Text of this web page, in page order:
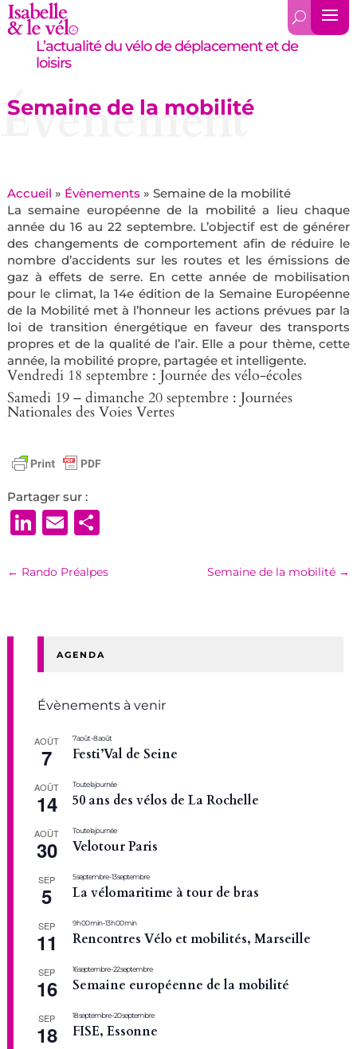
L’actualité du vélo de déplacement et de
loisirs
Semaine de la mobilité
Évènement
Accueil » Évènements » Semaine de la mobilité
La semaine européenne de la mobilité a lieu chaque
année du 16 au 22 septembre. L’objectif est de générer
des changements de comportement afin de réduire le
nombre d’accidents sur les routes et les émissions de
gaz à effets de serre. En cette année de mobilisation
pour le climat, la 14e édition de la Semaine Européenne
de la Mobilité met à l’honneur les actions prévues par la
loi de transition énergétique en faveur des transports
propres et de la qualité de l’air. Elle a pour thème, cette
année, la mobilité propre, partagée et intelligente.
Vendredi 18 septembre : Journée des vélo-écoles
Samedi 19 – dimanche 20 septembre : Journées
Nationales des Voies Vertes
Partager sur :
LinkedIn
EmailPartager
← Rando Préalpes Semaine de la mobilité →
AGENDA
Évènements à venir
AOÛT
7
7 août-8 août
Festi’Val de Seine
AOÛT
14
Toute la journée
50 ans des vélos de La Rochelle
AOÛT
30
Toute la journée
Velotour Paris
SEP
5
5 septembre-13 septembre
La vélomaritime à tour de bras
SEP
11
9 h 00 min-13 h 00 min
Rencontres Vélo et mobilités, Marseille
SEP
16
16 septembre-22 septembre
Semaine européenne de la mobilité
SEP
18
18 septembre-20 septembre
FISE, Essonne